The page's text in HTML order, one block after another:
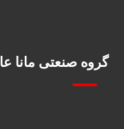
گروه صنعتی مانا